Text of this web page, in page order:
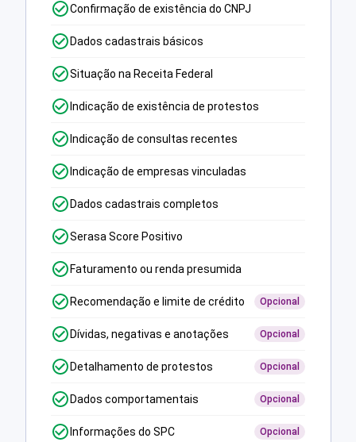
Confirmação de existência do CNPJ
Dados cadastrais básicos
Situação na Receita Federal
Indicação de existência de protestos
Indicação de consultas recentes
Indicação de empresas vinculadas
Dados cadastrais completos
Serasa Score Positivo
Faturamento ou renda presumida
Recomendação e limite de crédito Opcional
Dívidas, negativas e anotações Opcional
Detalhamento de protestos Opcional
Dados comportamentais Opcional
Informações do SPC Opcional